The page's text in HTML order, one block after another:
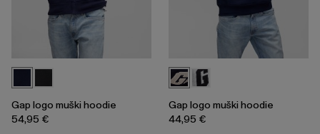
Gap logo muški hoodie
54,95 €
Gap logo muški hoodie
44,95 €